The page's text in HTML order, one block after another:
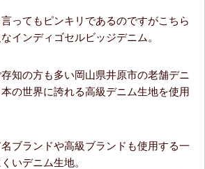
ってもピンキリであるのですがこちら
インディゴセルビッジデニム。
知の方も多い岡山県井原市の老舗デニ
の世界に誇れる高級デニム生地を使用
ブランドや高級ブランドも使用する一
いデニム生地。